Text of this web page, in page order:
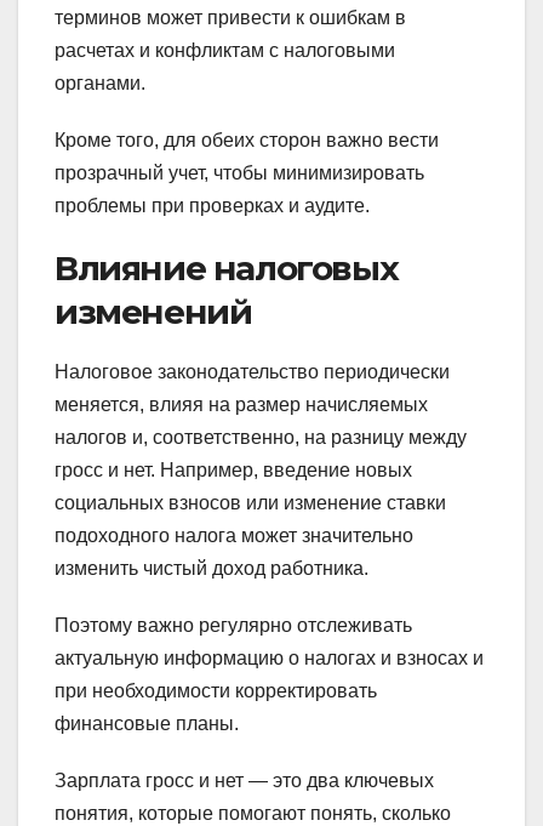
терминов может привести к ошибкам в
расчетах и конфликтам с налоговыми
органами.
Кроме того, для обеих сторон важно вести
прозрачный учет, чтобы минимизировать
проблемы при проверках и аудите.
Влияние налоговых
изменений
Налоговое законодательство периодически
меняется, влияя на размер начисляемых
налогов и, соответственно, на разницу между
гросс и нет. Например, введение новых
социальных взносов или изменение ставки
подоходного налога может значительно
изменить чистый доход работника.
Поэтому важно регулярно отслеживать
актуальную информацию о налогах и взносах и
при необходимости корректировать
финансовые планы.
Зарплата гросс и нет — это два ключевых
понятия, которые помогают понять, сколько